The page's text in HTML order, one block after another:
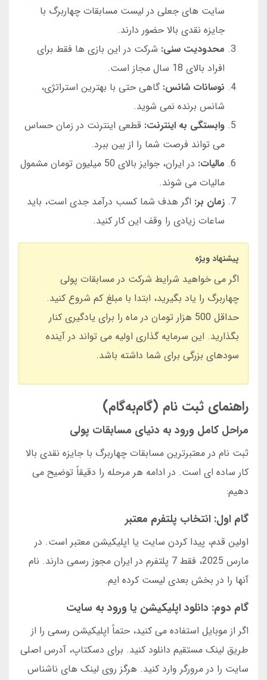
سایت های جعلی در لیست مسابقات چهاربرگ با
جایزه نقدی بالا حضور دارند.
محدودیت سنی: شرکت در این بازی ها فقط برای
افراد بالای 18 سال مجاز است.
نوسانات شانس: گاهی حتی با بهترین استراتژی،
شانس برنده نمی شوید.
وابستگی به اینترنت: قطعی اینترنت در زمان حساس
می تواند فرصت شما را از بین ببرد.
مالیات:
در ایران، جوایز بالای 50 میلیون تومان مشمول
مالیات می شوند.
زمان بر: اگر هدف شما کسب درآمد جدی است، باید
ساعات زیادی را وقف این کار کنید.
پیشنهاد ویژه
اگر می خواهید شرایط شرکت در مسابقات پولی
چهاربرگ را یاد بگیرید، ابتدا با مبلغ کم شروع کنید.
حداقل 500 هزار تومان در ماه را برای یادگیری کنار
بگذارید. این سرمایه گذاری اولیه می تواند در آینده
سودهای بزرگی برای شما داشته باشد.
راهنمای ثبت نام (گام‌به‌گام)
مراحل کامل ورود به دنیای مسابقات پولی
ثبت نام در معتبرترین مسابقات چهاربرگ با جایزه نقدی بالا
کار ساده ای است. در ادامه هر مرحله را دقیقاً توضیح می
دهیم:
گام اول: انتخاب پلتفرم معتبر
اولین قدم، پیدا کردن سایت یا اپلیکیشن معتبر است. در
مارس 2025، فقط 7 پلتفرم در ایران مجوز رسمی دارند. نام
آنها را در بخش بعدی لیست کرده ایم.
گام دوم: دانلود اپلیکیشن یا ورود به سایت
اگر از موبایل استفاده می کنید، حتماً اپلیکیشن رسمی را از
طریق لینک مستقیم دانلود کنید. برای دسکتاپ، آدرس اصلی
سایت را در مرورگر وارد کنید. هرگز روی لینک های ناشناس